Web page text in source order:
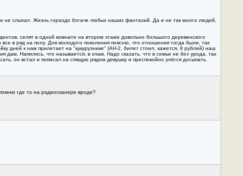
не слыхал. Жизнь гораздо богаче любых наших фантазий. Да и не так много людей,
селят в одной комнате на втором этаже довольно большого деревенского
в ряд на полу. Для молодого поколения поясню, что отношения тогда были, так
дней к нам прилетает на "кукурузнике" (АН-2, билет стоил, кажется, 9 рублей) наш
дам. Напились, что называется, в хлам. Надо сказать, что в семье не без урода, так
он встал и пописал на спящую рядом девушку и преспокойно улёгся досыпать.
где то на радиосканере вроде?